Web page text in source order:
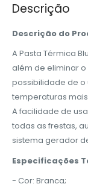
Descrição
Descrição do
A Pasta Térmica
além de eliminar
possibilidade de
temperaturas
A facilidade de
todas as frestas,
sistema gerador
Especificações
- Cor: Branca;